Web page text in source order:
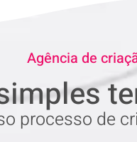
Agência de
processo de